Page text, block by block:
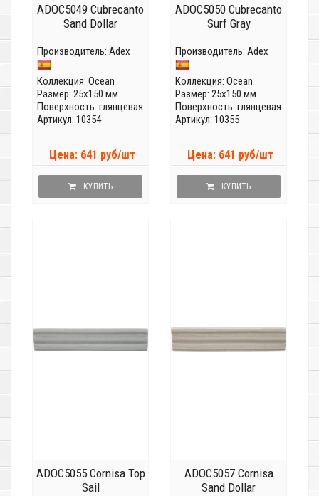
ADOC5049 Cubrecanto
Sand Dollar
Производитель: Adex
Коллекция: Ocean
Размер: 25x150 мм
Поверхность: глянцевая
Артикул: 10354
Цена: 641 руб/шт
КУПИТЬ
ADOC5050 Cubrecanto
Surf Gray
Производитель: Adex
Коллекция: Ocean
Размер: 25x150 мм
Поверхность: глянцевая
Артикул: 10355
Цена: 641 руб/шт
КУПИТЬ
ADOC5055 Cornisa Top
Sail
ADOC5057 Cornisa
Sand Dollar